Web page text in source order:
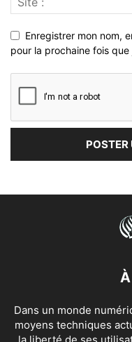
Enregistrer mon nom,
pour la prochaine fois
Dans un monde
moyens techniques